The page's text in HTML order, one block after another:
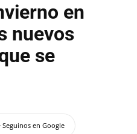
en
nuevos
se
Seguinos en Google